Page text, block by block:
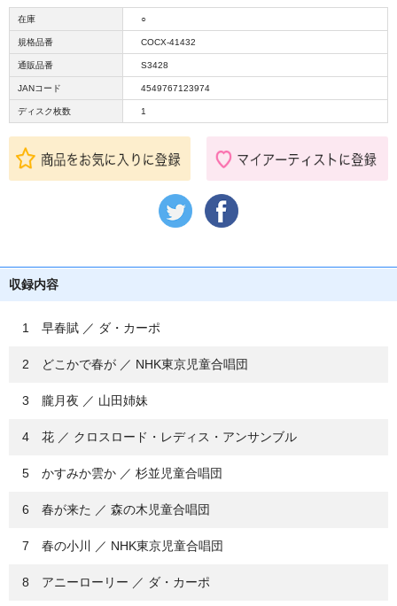
在庫 ○
規格品番 COCX-41432
通販品番 S3428
JANコード 4549767123974
ディスク枚数 1
収録内容
1 早春賦 ／ ダ・カーポ
2 どこかで春が ／ NHK東京児童合唱団
3 朧月夜 ／ 山田姉妹
4 花 ／ クロスロード・レディス・アンサンブル
5 かすみか雲か ／ 杉並児童合唱団
6 春が来た ／ 森の木児童合唱団
7 春の小川 ／ NHK東京児童合唱団
8 アニーローリー ／ ダ・カーポ